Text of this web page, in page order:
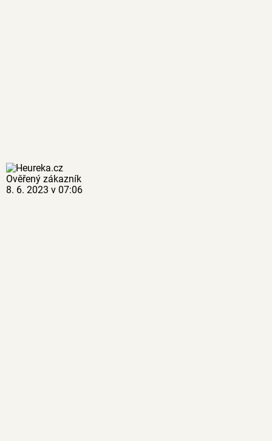
Ověřený zákazník
8. 6. 2023 v 07:06